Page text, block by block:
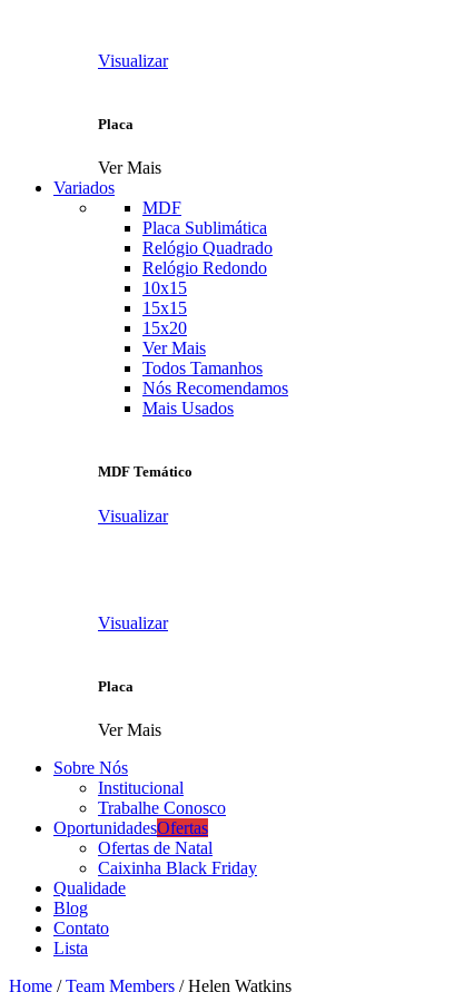
Visualizar
Placa
Ver Mais
Variados
MDF
Placa Sublimática
Relógio Quadrado
Relógio Redondo
10x15
15x15
15x20
Ver Mais
Todos Tamanhos
Nós Recomendamos
Mais Usados
MDF Temático
Visualizar
Visualizar
Placa
Ver Mais
Sobre Nós
Institucional
Trabalhe Conosco
OportunidadesOfertas
Ofertas de Natal
Caixinha Black Friday
Qualidade
Blog
Contato
Lista
Home / Team Members / Helen Watkins